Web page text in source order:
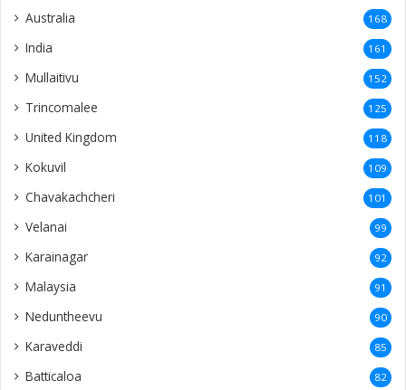
Australia 168
India 161
Mullaitivu 152
Trincomalee 125
United Kingdom 118
Kokuvil 109
Chavakachcheri 101
Velanai 99
Karainagar 92
Malaysia 91
Neduntheevu 90
Karaveddi 85
Batticaloa 82